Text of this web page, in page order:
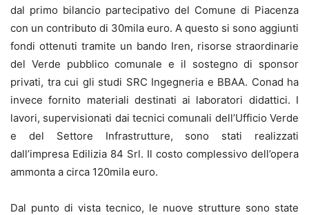
dal primo bilancio partecipativo del Comune di Piacenza
con un contributo di 30mila euro. A questo si sono aggiunti
fondi ottenuti tramite un bando Iren, risorse straordinarie
del Verde pubblico comunale e il sostegno di sponsor
privati, tra cui gli studi SRC Ingegneria e BBAA. Conad ha
invece fornito materiali destinati ai laboratori didattici. I
lavori, supervisionati dai tecnici comunali dell’Ufficio Verde
e del Settore Infrastrutture, sono stati realizzati
dall’impresa Edilizia 84 Srl. Il costo complessivo dell’opera
ammonta a circa 120mila euro.
Dal punto di vista tecnico, le nuove strutture sono state